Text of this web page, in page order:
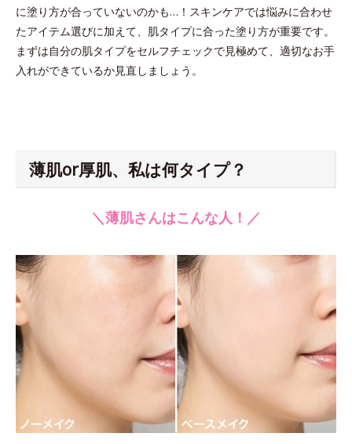
に塗り方が合っていないのかも…！スキンケアでは悩みに合わせ
たアイテム選びに加えて、肌タイプに合った塗り方が重要です。
まずは自分の肌タイプをセルフチェックで見極めて、適切なお手
入れができているか見直しましょう。
薄肌or厚肌、私は何タイプ？
＼薄肌さんはこんな人！／